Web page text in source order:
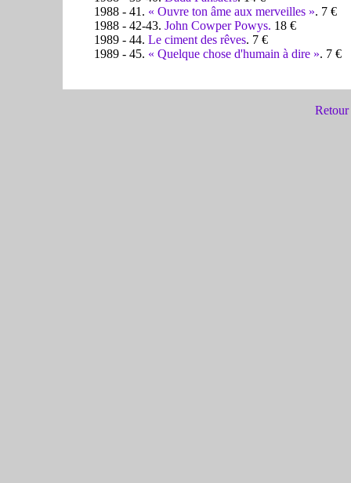
1988 - 41. « Ouvre ton âme aux merveilles ». 7 €
1988 - 42-43. John Cowper Powys. 18 €
1989 - 44. Le ciment des rêves. 7 €
1989 - 45. « Quelque chose d'humain à dire ». 7 €
Retour